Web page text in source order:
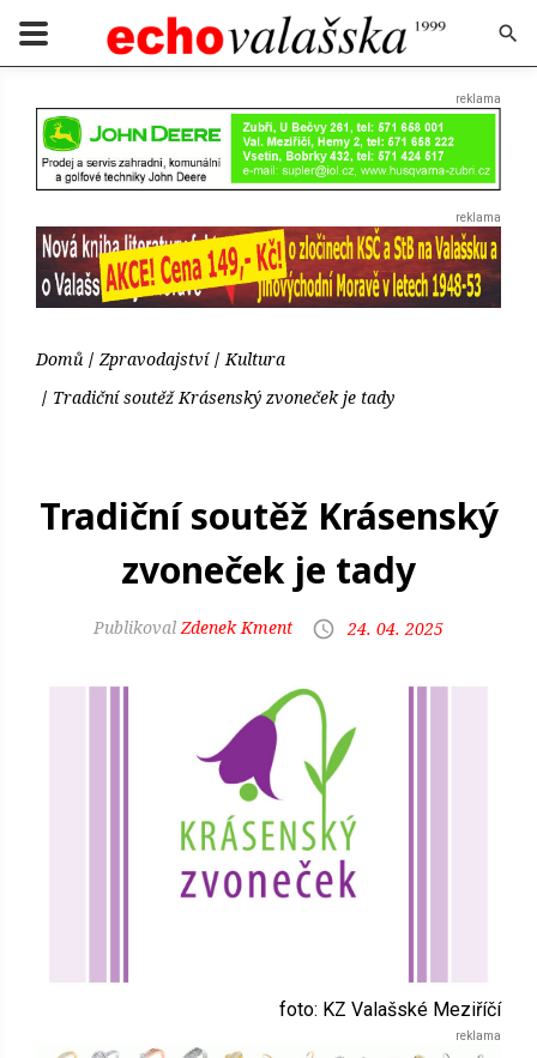
Domů Zpravodajství
Kultura
Tradiční soutěž Krásenský zvoneček je tady
Tradiční soutěž Krásenský
zvoneček je tady
Zdenek Kment 24. 04. 2025
foto: KZ Valašské Meziříčí